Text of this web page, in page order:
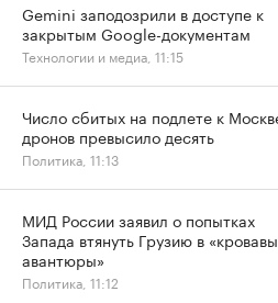
Gemini заподозрили в доступе к
закрытым Google-документам
Технологии и медиа, 11:15
Число сбитых на подлете к
дронов превысило десять
Политика, 11:13
МИД России заявил о попытках
Запада втянуть Грузию в
авантюры»
Политика, 11:12